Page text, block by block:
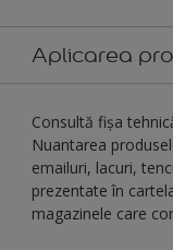
Aplicarea
Consultă fișa
Nuantarea
emailuri, lacuri,
prezentate în
magazinele care